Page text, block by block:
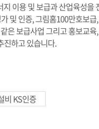
이용 및 보급과 산업육성을
및 인증, 그림홈100만호보
은 보급사업 그리고 홍보교육
진하고 있습니다.
비 KS인증